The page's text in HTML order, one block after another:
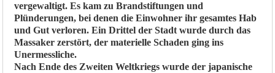
vergewaltigt. Es kam zu Brandstiftungen und
Plünderungen, bei denen die Einwohner ihr gesamtes Hab
und Gut verloren. Ein Drittel der Stadt wurde durch das
Massaker zerstört, der materielle Schaden ging ins
Unermessliche.
Nach Ende des Zweiten Weltkriegs wurde der japanische